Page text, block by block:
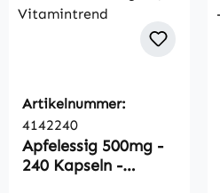
Artikelnummer:
4142240
Apfelessig 500mg -
240 Kapseln -